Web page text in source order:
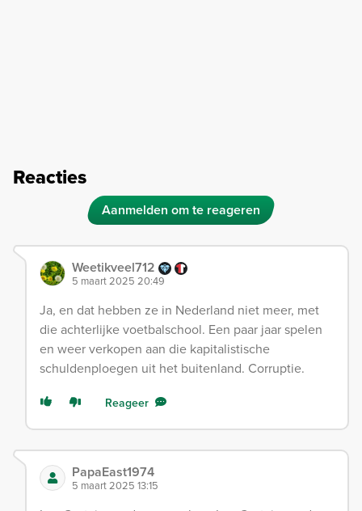
Reacties
Aanmelden om te reageren
Weetikveel712
5 maart 2025 20:49
Ja, en dat hebben ze in Nederland niet meer, met
die achterlijke voetbalschool. Een paar jaar spelen
en weer verkopen aan die kapitalistische
schuldenploegen uit het buitenland. Corruptie.
Reageer
PapaEast1974
5 maart 2025 13:15